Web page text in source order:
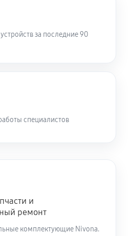
за последние 90
специалистов
и
ремонт
комплектующие Nivona.